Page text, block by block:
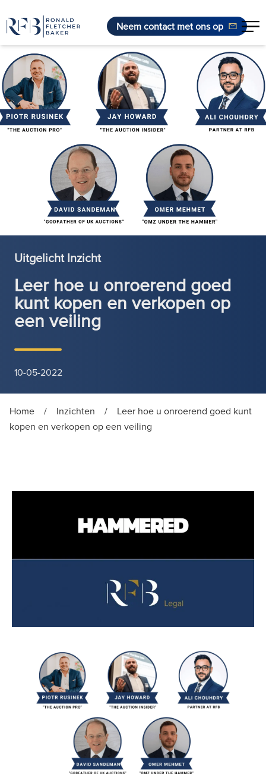
Ga naar de inhoud
Neem contact met ons op
Uitgelicht Inzicht
Leer hoe u onroerend goed
kunt kopen en verkopen op
een veiling
10-05-2022
Home / Inzichten /
Leer hoe u onroerend goed kunt
kopen en verkopen op een veiling